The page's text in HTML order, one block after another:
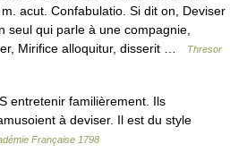
acut. Confabulatio. Si dit on, Deviser
seul qui parle à une compagnie,
Mirifice alloquitur, disserit …
Thresor
entretenir familièrement. Ils
à deviser. Il est du style
Française 1798